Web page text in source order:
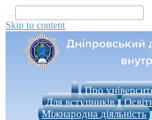
...
Skip to content
Про
Для вступників
Міжнародна діяльність